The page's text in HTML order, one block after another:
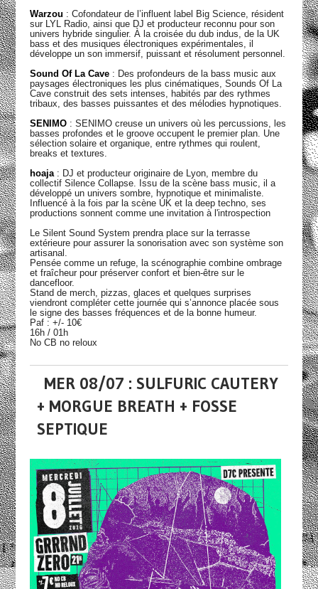
Warzou : Cofondateur de l’influent label Big Science, résident
sur LYL Radio, ainsi que DJ et producteur reconnu pour son
univers hybride singulier. À la croisée du dub indus, de la UK
bass et des musiques électroniques expérimentales, il
développe un son immersif, puissant et résolument personnel.
Sound Of La Cave : Des profondeurs de la bass music aux
paysages électroniques les plus cinématiques, Sounds Of La
Cave construit des sets intenses, habités par des rythmes
tribaux, des basses puissantes et des mélodies hypnotiques.
SENIMO: SENIMO creuse un univers où les percussions, les
basses profondes et le groove occupent le premier plan. Une
sélection solaire et organique, entre rythmes qui roulent,
breaks et textures.
hoaja: DJ et producteur originaire de Lyon, membre du
collectif Silence Collapse. Issu de la scène bass music, il a
développé un univers sombre, hypnotique et minimaliste.
Influencé à la fois par la scène UK et la deep techno, ses
productions sonnent comme une invitation à l'introspection
Le Silent Sound System prendra place sur la terrasse
extérieure pour assurer la sonorisation avec son système son
artisanal.
Pensée comme un refuge, la scénographie combine ombrage
et fraîcheur pour préserver confort et bien-être sur le
dancefloor.
Stand de merch, pizzas, glaces et quelques surprises
viendront compléter cette journée qui s’annonce placée sous
le signe des basses fréquences et de la bonne humeur.
Paf : +/- 10€
16h / 01h
No CB no reloux
MER 08/07 : SULFURIC CAUTERY
+ MORGUE BREATH + FOSSE
SEPTIQUE